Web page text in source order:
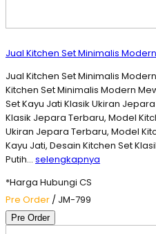
Jual Kitchen Set Minimalis
Jual Kitchen Set Minimalis
Kitchen Set Minimalis Modern
Set Kayu Jati Klasik Ukiran
Klasik Jepara Terbaru, Model
Ukiran Jepara Terbaru, Model
Kayu Jati, Desain Kitchen Set
Putih… selengkapnya
*Harga Hubungi CS
Pre Order / JM-799
Pre Order